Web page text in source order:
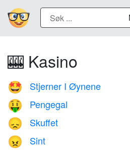
🎰 Kasino
🤩 Stjerner I Øynene
🤑 Pengegal
😞 Skuffet
😠 Sint